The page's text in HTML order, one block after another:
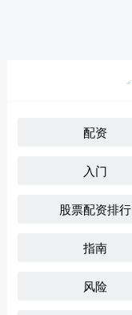
配资
入门
股票配资排行
指南
风险